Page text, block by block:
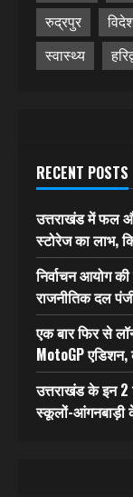
रुद्रपुर
स्वास्थ्य
RECENT POSTS
उत्तराखंड में फल
स्टोरेज का लाभ,
निर्वाचन आयोग की
राजनीतिक दल
एक बार फिर से
MotoGP
उत्तराखंड के इन 2
स्कूलों-आंगनबाड़ी